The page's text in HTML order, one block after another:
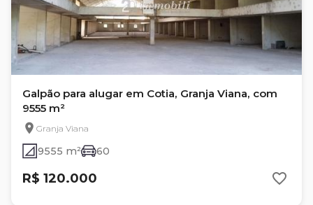
Galpão para alugar em Cotia, Granja Viana, com
9555 m²
Granja Viana
9555 m² 60
R$ 120.000